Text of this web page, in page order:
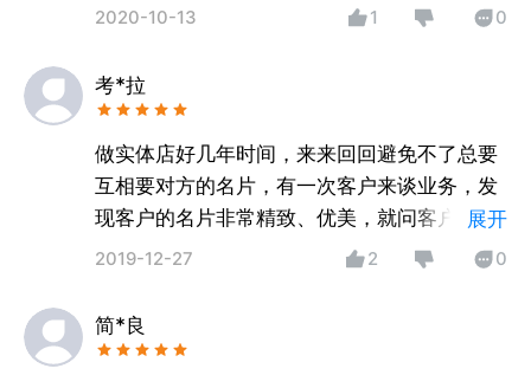
2020-10-13 1 0
考*拉
做实体店好几年时间，来来回回避免不了总要
互相要对方的名片，有一次客户来谈业务，发
现客户的名片非常精致、优美，就问客户那家
广告公司设计的，客户说：自己下载Logo君设
给自己设计了满意的名片，还推荐给了好几个
客户。
展开
2019-12-27 2 0
简*良